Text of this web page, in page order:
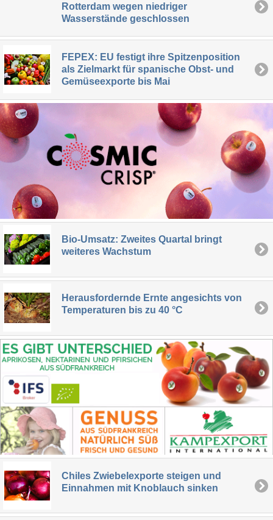
Rotterdam wegen niedriger
Wasserstände geschlossen
FEPEX: EU festigt ihre Spitzenposition
als Zielmarkt für spanische Obst- und
Gemüseexporte bis Mai
Bio-Umsatz: Zweites Quartal bringt
weiteres Wachstum
Herausfordernde Ernte angesichts von
Temperaturen bis zu 40 °C
Chiles Zwiebelexporte steigen und
Einnahmen mit Knoblauch sinken